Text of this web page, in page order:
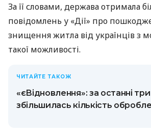
За її словами, держава отримала
повідомлень у «Дії» про
знищення житла від українців з
такої можливості.
ЧИТАЙТЕ ТАКОЖ
«єВідновлення»: за останні три
збільшилась кількість